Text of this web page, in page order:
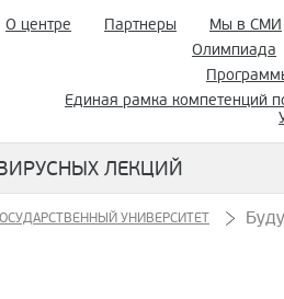
О центре Партнеры Мы в СМИ
Олимпиада
Единая рамка компетенций
ЛЕКЦИЙ
УНИВЕРСИТЕТ